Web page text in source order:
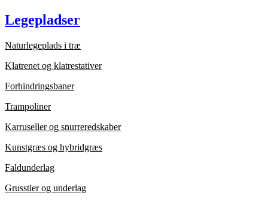
Legepladser
Naturlegeplads i træ
Klatrenet og klatrestativer
Forhindringsbaner
Trampoliner
Karruseller og snurreredskaber
Kunstgræs og hybridgræs
Faldunderlag
Grusstier og underlag